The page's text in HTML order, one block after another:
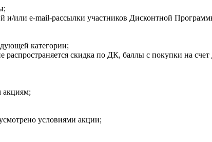
и/или e-mail-рассылки участников Дисконтной
категории;
скидка по ДК, баллы с покупки на
акциям;
условиями акции;